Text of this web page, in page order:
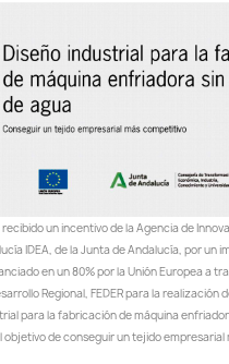
recibido un incentivo de la Agencia de
IDEA, de la Junta de Andalucía, por un
en un 80% por la Unión Europea a
Regional, FEDER para la realización
para la fabricación de máquina
objetivo de conseguir un tejido empresarial